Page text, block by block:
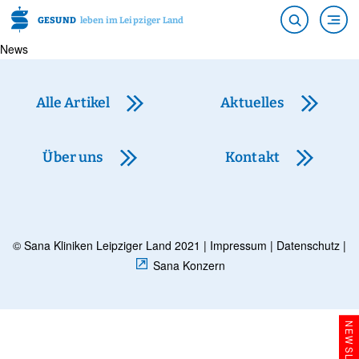
GESUND leben im Leipziger Land
News
Alle Artikel Aktuelles
Über uns Kontakt
© Sana Kliniken Leipziger Land 2021 | Impressum | Datenschutz |
Sana Konzern